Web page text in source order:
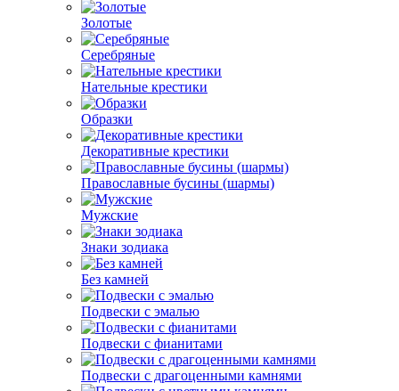
Золотые
Серебряные
Нательные крестики
Образки
Декоративные крестики
Православные бусины (шармы)
Мужские
Знаки зодиака
Без камней
Подвески с эмалью
Подвески с фианитами
Подвески с драгоценными камнями